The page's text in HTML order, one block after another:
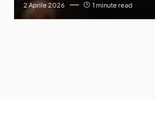
2 Aprile 2026 1 minute read